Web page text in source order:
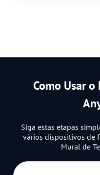
Como Usar
Siga estas etapas
vários dispositivos de
Mural de